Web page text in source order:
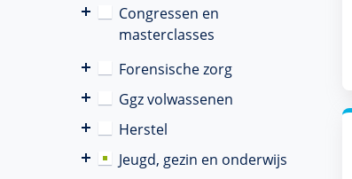
Congressen en
masterclasses
Forensische zorg
Ggz volwassenen
Herstel
Jeugd, gezin en onderwijs